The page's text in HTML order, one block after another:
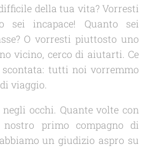
della tua vita? Vorresti
incapace! Quanto sei
O vorresti piuttosto uno
vicino, cerco di aiutarti. Ce
tutti noi vorremmo
viaggio.
occhi. Quante volte con
primo compagno di
un giudizio aspro su